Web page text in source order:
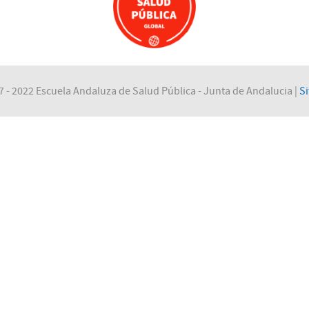
- 2022 Escuela Andaluza de Salud Pública - Junta de Andalucia |